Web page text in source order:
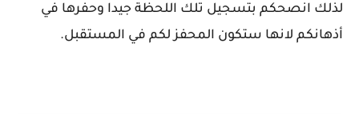
لذلك انصحكم بتسجيل تلك اللحظة جيدا وحفرها في
أذهانكم لانها ستكون المحفز لكم في المستقبل.